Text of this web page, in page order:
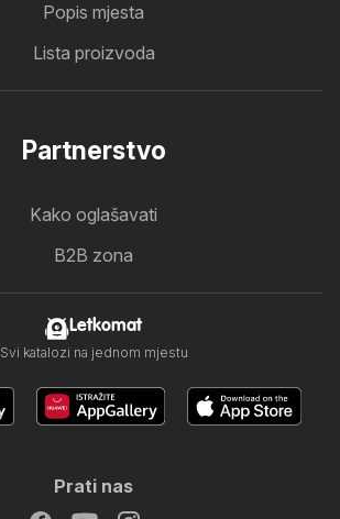
Popis mjesta
Lista proizvoda
Partnerstvo
Kako oglašavati
B2B zona
Letkomat
Svi katalozi na jednom mjestu
Prati nas